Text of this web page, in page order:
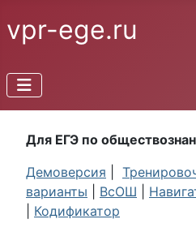
vpr-ege.ru
Для ЕГЭ по
Демоверсия
варианты
ВсОШ
Кодификатор